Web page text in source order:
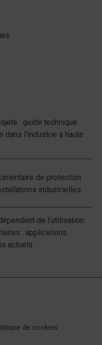
: guide technique
dans l’industrie à haute
de protection
industrielles
de l'utilisation
: applications
actuels
de cookies